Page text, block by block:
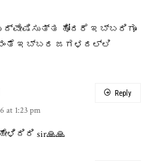
ದ್ವೇಷಿಸುತ್ತ ಹೋದರೆ ಇಬ್ಬರಿಗೂ
ಇಬ್ಬರ ಜಗಳದಲ್ಲಿ
at 1:23 pm
sir🙏🙏
Reply